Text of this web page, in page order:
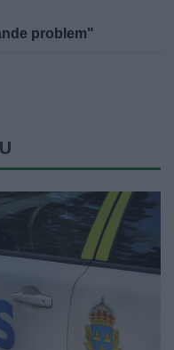
problem"